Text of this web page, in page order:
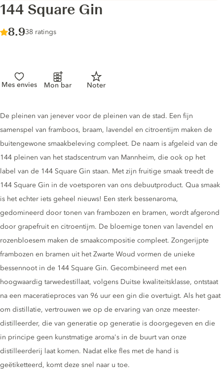
144 Square Gin
Score :
8.9/ 10
38 ratings
Mes envies Mon bar Noter
Gin description
De pleinen van jenever voor de pleinen van de stad. Een fijn
samenspel van framboos, braam, lavendel en citroentijm maken de
buitengewone smaakbeleving compleet. De naam is afgeleid van de
144 pleinen van het stadscentrum van Mannheim, die ook op het
label van de 144 Square Gin staan. Met zijn fruitige smaak treedt de
144 Square Gin in de voetsporen van ons debuutproduct. Qua smaak
is het echter iets geheel nieuws! Een sterk bessenaroma,
gedomineerd door tonen van frambozen en bramen, wordt afgerond
door grapefruit en citroentijm. De bloemige tonen van lavendel en
rozenbloesem maken de smaakcompositie compleet. Zongerijpte
frambozen en bramen uit het Zwarte Woud vormen de unieke
bessennoot in de 144 Square Gin. Gecombineerd met een
hoogwaardig tarwedestillaat, volgens Duitse kwaliteitsklasse, ontstaat
na een maceratieproces van 96 uur een gin die overtuigt. Als het gaat
om distillatie, vertrouwen we op de ervaring van onze meester-
distilleerder, die van generatie op generatie is doorgegeven en die
in principe geen kunstmatige aroma's in de buurt van onze
distilleerderij laat komen. Nadat elke fles met de hand is
geëtiketteerd, komt deze snel naar u toe.